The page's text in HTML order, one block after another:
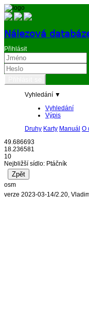
Nálezová
Přihlásit
Vyhledání ▼
Vyhledání
Výpis
Druhy Karty Manuál O
49.686693
18.236581
10
Nejbližší sídlo: Ptáčník
osm
verze 2023-03-14/2.20,